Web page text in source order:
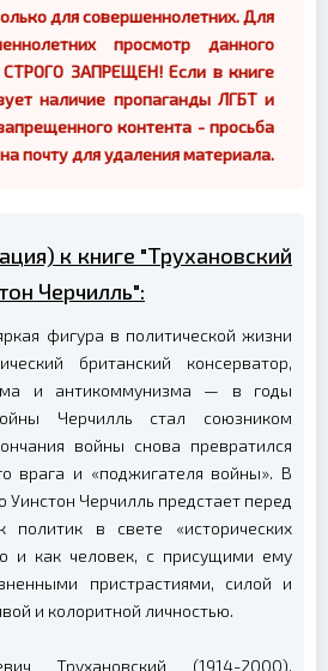
для совершеннолетних. Для
просмотр данного
СТРОГО ЗАПРЕЩЕН! Если в книге
наличие пропаганды ЛГБТ и
контента - просьба
почту для удаления материала.
к книге "Трухановский
Черчилль":
фигура в политической жизни
британский консерватор,
и антикоммунизма — в годы
Черчилль стал союзником
войны снова превратился
врага и «поджигателя войны». В
Уинстон Черчилль предстает перед
в свете «исторических
и как человек, с присущими ему
пристрастиями, силой и
и колоритной личностью.
Трухановский (1914-2000),